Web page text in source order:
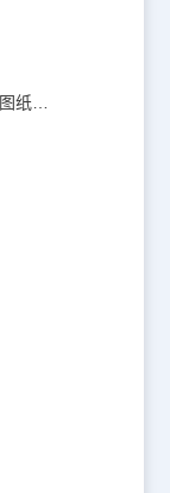
CAD机械入门图纸学习？CAD新手入门图纸练习